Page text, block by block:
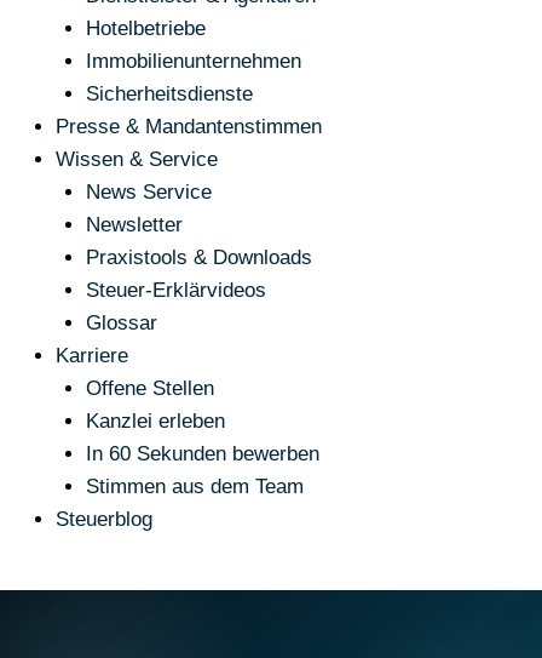
Hotelbetriebe
Immobilienunternehmen
Sicherheitsdienste
Presse & Mandantenstimmen
Wissen & Service
News Service
Newsletter
Praxistools & Downloads
Steuer-Erklärvideos
Glossar
Karriere
Offene Stellen
Kanzlei erleben
In 60 Sekunden bewerben
Stimmen aus dem Team
Steuerblog